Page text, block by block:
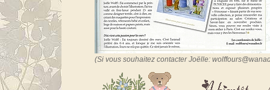
(Si vous souhaitez contacter Joëlle: